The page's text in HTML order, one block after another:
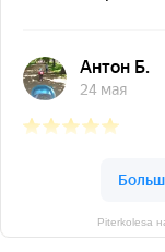
Piterkolesa